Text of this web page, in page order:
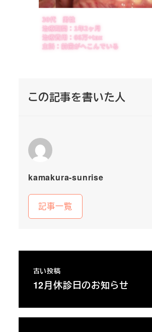
この記事を書いた人
kamakura-sunrise
記事一覧
古い投稿
12月休診日のお知らせ